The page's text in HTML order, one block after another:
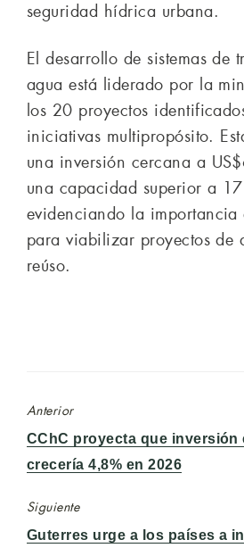
seguridad hídrica urbana.
El desarrollo de sistemas de
agua está liderado por la
los 20 proyectos
iniciativas multipropósito.
una inversión cercana a
una capacidad superior a
evidenciando la importancia
para viabilizar proyectos de
reúso.
Anterior
Entrada
anterior:
CChC proyecta que
crecería 4,8% en 2026
Siguiente
Entrada
Guterres urge a los países a